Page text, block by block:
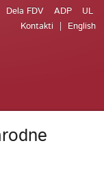
Dela FDV ADP
UL
Kontakti
English